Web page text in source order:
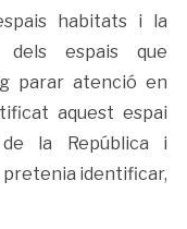
habitats i la
dels espais que
parar atenció en
aquest espai
de la República i
pretenia identificar,